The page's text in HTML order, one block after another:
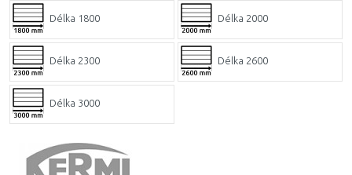
Délka 1800 Délka 2000
Délka 2300 Délka 2600
Délka 3000